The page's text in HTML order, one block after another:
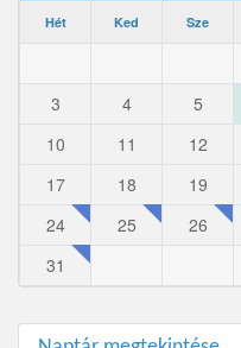
Hét Ked Sze
3
4 5
10
11 12
17
18 19
24
25 26
31